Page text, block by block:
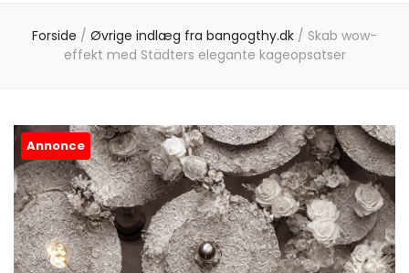
Forside / Øvrige indlæg fra bangogthy.dk / Skab wow-
effekt med Städters elegante kageopsatser
Annonce